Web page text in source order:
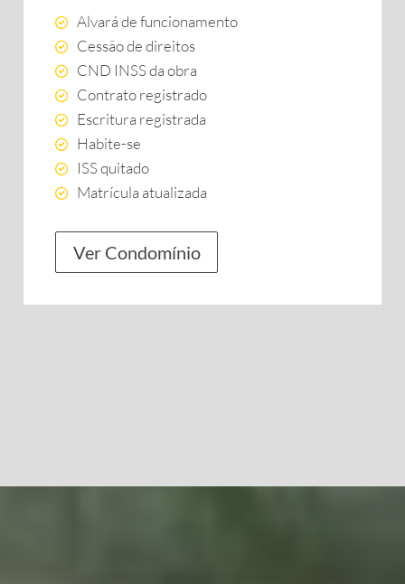
Alvará de funcionamento
Cessão de direitos
CND INSS da obra
Contrato registrado
Escritura registrada
Habite-se
ISS quitado
Matrícula atualizada
Ver Condomínio